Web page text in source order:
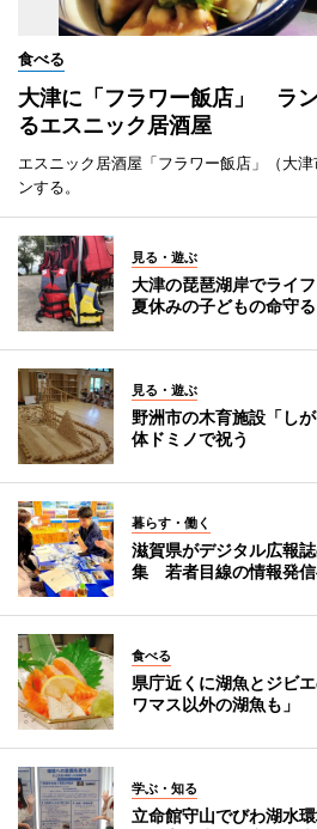
食べる
大津に「フラワー飯店」 ラ
るエスニック居酒屋
エスニック居酒屋「フラワー飯店」（大
ンする。
見る・遊ぶ
大津の琵琶湖岸でライ
夏休みの子どもの命守る
見る・遊ぶ
野洲市の木育施設「し
体ドミノで祝う
暮らす・働く
滋賀県がデジタル広報
集 若者目線の情報発
食べる
県庁近くに湖魚とジビ
ワマス以外の湖魚も」
学ぶ・知る
立命館守山でびわ湖水